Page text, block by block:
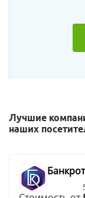
Лучшие
наших